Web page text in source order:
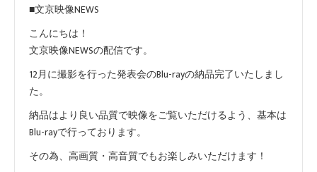
■文京映像NEWS
こんにちは！
文京映像NEWSの配信です。
12月に撮影を行った発表会のBlu-rayの納品完了いたしまし
た。
納品はより良い品質で映像をご覧いただけるよう、基本は
Blu-rayで行っております。
その為、高画質・高音質でもお楽しみいただけます！